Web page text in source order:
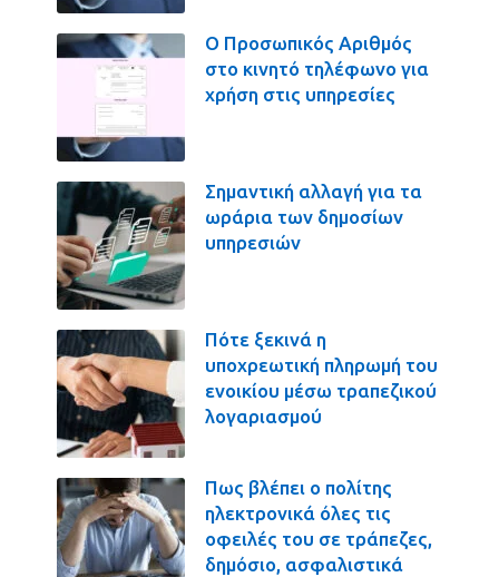
Ο Προσωπικός Αριθμός
στο κινητό τηλέφωνο για
χρήση στις υπηρεσίες
Σημαντική αλλαγή για τα
ωράρια των δημοσίων
υπηρεσιών
Πότε ξεκινά η
υποχρεωτική πληρωμή του
ενοικίου μέσω τραπεζικού
λογαριασμού
Πως βλέπει ο πολίτης
ηλεκτρονικά όλες τις
οφειλές του σε τράπεζες,
δημόσιο, ασφαλιστικά